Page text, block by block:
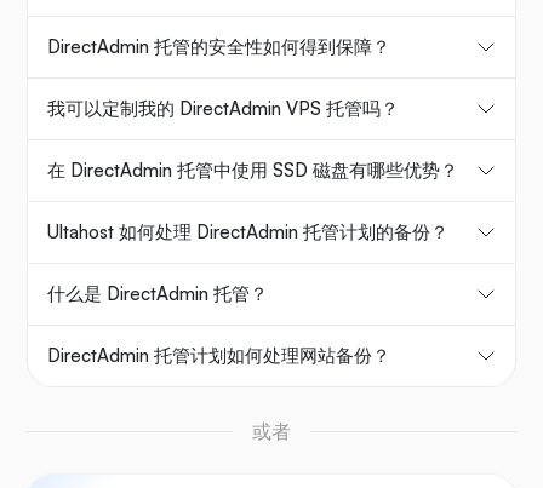
DirectAdmin 托管的安全性如何得到保障？
我可以定制我的 DirectAdmin VPS 托管吗？
在 DirectAdmin 托管中使用 SSD 磁盘有哪些优势？
Ultahost 如何处理 DirectAdmin 托管计划的备份？
什么是 DirectAdmin 托管？
DirectAdmin 托管计划如何处理网站备份？
或者